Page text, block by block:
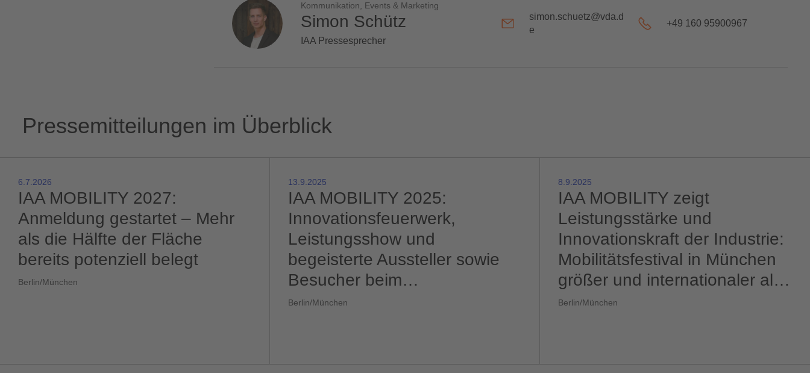
Kommunikation, Events & Marketing
Simon Schütz
IAA Pressesprecher
simon.schuetz@vda.d
e
+49 160 95900967
Pressemitteilungen im Überblick
IAA MOBILITY 2027:
Anmeldung gestartet – Mehr
als die Hälfte der Fläche
bereits potenziell belegt
6.7.2026
Berlin/München
IAA MOBILITY 2025:
Innovationsfeuerwerk,
Leistungsshow und
begeisterte Aussteller sowie
Besucher beim
Mobilitätsfestival in München
13.9.2025
Berlin/München
IAA MOBILITY zeigt
Leistungsstärke und
Innovationskraft der Industrie:
Mobilitätsfestival in München
größer und internationaler als
je zuvor
8.9.2025
Berlin/München